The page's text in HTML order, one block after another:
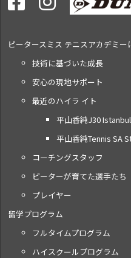
ピータースミス テニスアカデミー
技術に基づいた成長
安心の現地サポート
最近のハイラ イト
平山香純J30
平山香純Tennis SA
コーチングスタッフ
ピーターが育てた選手たち
プレイヤー
留学プログラム
フルタイムプログラム
ハイスクールプログラム